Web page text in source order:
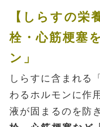
【しらすの栄
栓・心筋梗塞
ン」
しらすに含まれる
わるホルモンに作
液が固まるのを防